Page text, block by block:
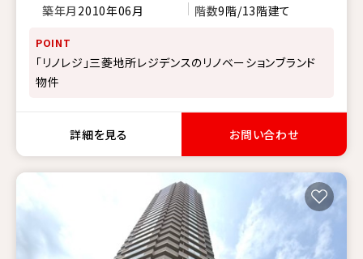
築年月 2010年06月 階数9階/13階建て
POINT
「リノレジ」三菱地所レジデンスのリノベーションブランド
物件
詳細を見る お問い合わせ